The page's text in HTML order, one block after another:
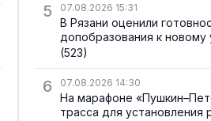
5 07.08.2026 15:31
В Рязани оценили
допобразования к новому
(523)
6 07.08.2026 14:30
На марафоне
трасса для установления